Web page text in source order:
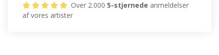
Over 2.0005-stjernede anmeldelser
af vores artister